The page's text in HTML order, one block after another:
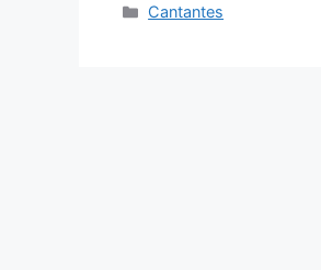
Categories
Cantantes